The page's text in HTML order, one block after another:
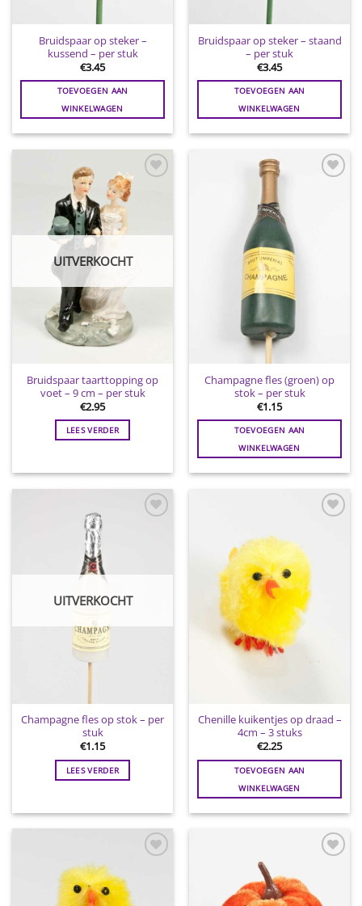
Bruidspaar op steker –
kussend – per stuk
€3.45
TOEVOEGEN AAN
WINKELWAGEN
Bruidspaar op steker – staand
– per stuk
€3.45
TOEVOEGEN AAN
WINKELWAGEN
Toevoegen
wenslijst
UITVERKOCHT
Bruidspaar taarttopping op
voet – 9 cm – per stuk
€2.95
LEES VERDER
Champagne fles (groen) op
stok – per stuk
€1.15
TOEVOEGEN AAN
WINKELWAGEN
UITVERKOCHT
Champagne fles op stok – per
stuk
€1.15
LEES VERDER
wenslijst
Chenille kuikentjes op draad –
4cm – 3 stuks
€2.25
TOEVOEGEN AAN
WINKELWAGEN
wenslijst
wenslijst